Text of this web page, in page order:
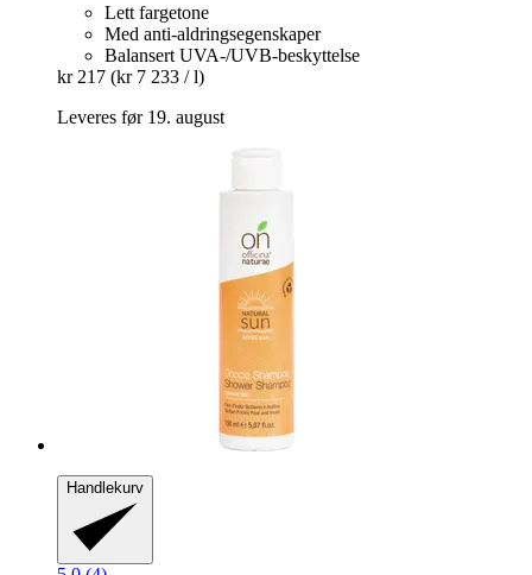
Lett fargetone
Med anti-aldringsegenskaper
Balansert UVA-/UVB-beskyttelse
kr 217 (kr 7 233 / l)
Leveres før 19. august
Handlekurv